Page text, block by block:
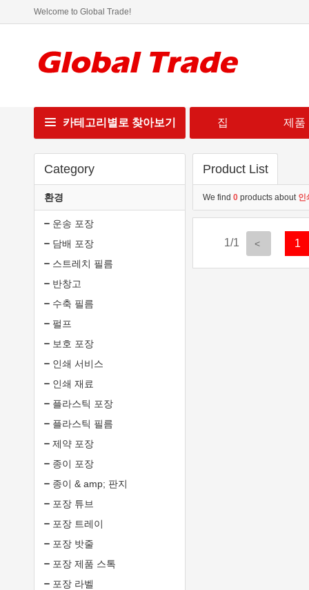
Welcome to Global Trade!
카테고리별로 찾아보기 집 제품
Category
환경
운송 포장
담배 포장
스트레치 필름
반창고
수축 필름
펄프
보호 포장
인쇄 서비스
인쇄 재료
플라스틱 포장
플라스틱 필름
제약 포장
종이 포장
종이 & amp; 판지
포장 튜브
포장 트레이
포장 밧줄
포장 제품 스톡
포장 라벨
Product List
We find 0 products about 인
1/1 1